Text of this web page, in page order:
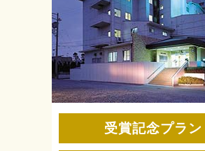
受賞記念プラン